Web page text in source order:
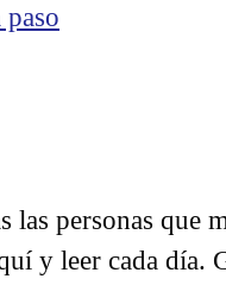
las personas que
y leer cada día.